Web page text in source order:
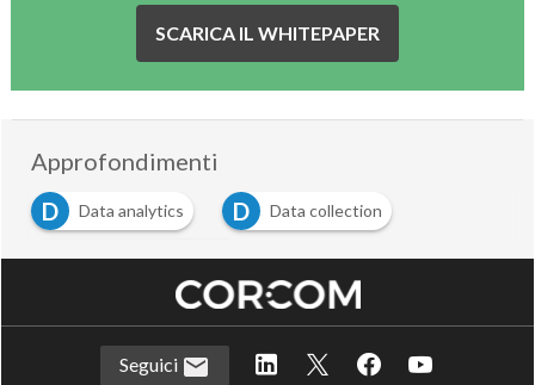
SCARICA IL WHITEPAPER
Approfondimenti
D
Data analytics D Data collection
E Energy management
Facility Managemen
manutenzione predittiva
Seguici